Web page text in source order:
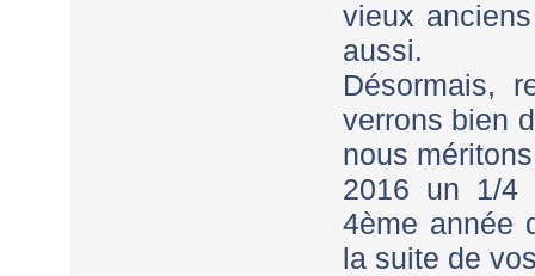
vieux
aussi.
Désormais,
verrons bien
nous
2016 un 1/4
4ème année
la suite de